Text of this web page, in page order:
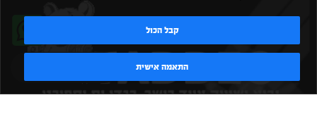
התאמה אישית
קבל הכול